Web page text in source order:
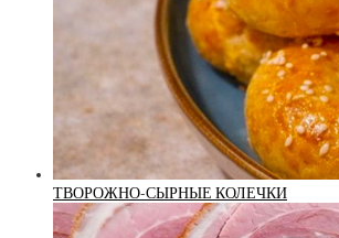
ТВОРОЖНО-СЫРНЫЕ КОЛЕЧКИ